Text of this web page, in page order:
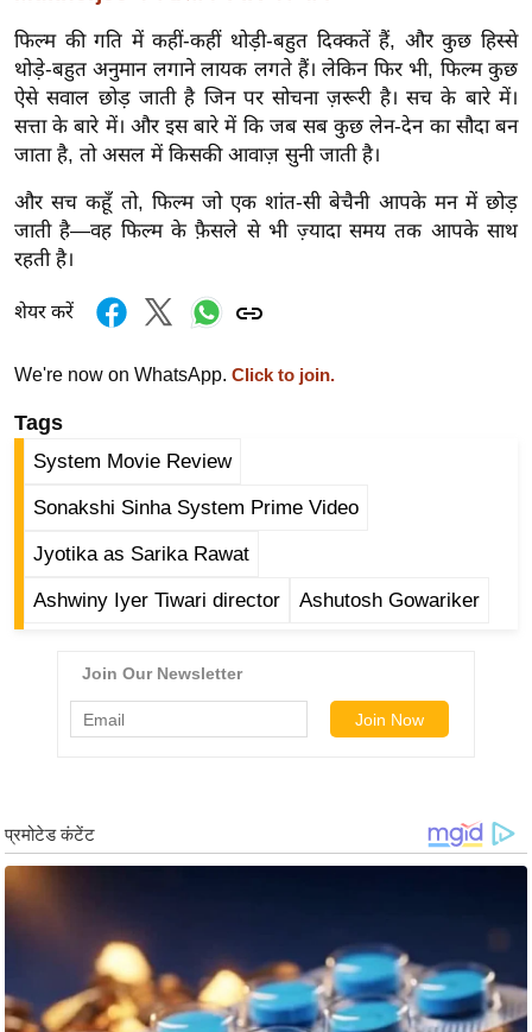
र
.
आ
ई
.
चा
य
प
स
क्षा
ध
ज्यो
ति
भु
स्थ
ल
व्र
र
फिल्म की गति में कहीं-कहीं थोड़ी-बहुत दिक्कतें हैं, और कुछ हिस्से
थोड़े-बहुत अनुमान लगाने लायक लगते हैं। लेकिन फिर भी, फिल्म कुछ
ऐसे सवाल छोड़ जाती है जिन पर सोचना ज़रूरी है। सच के बारे में।
सत्ता के बारे में। और इस बारे में कि जब सब कुछ लेन-देन का सौदा बन
जाता है, तो असल में किसकी आवाज़ सुनी जाती है।
और सच कहूँ तो, फिल्म जो एक शांत-सी बेचैनी आपके मन में छोड़
जाती है—वह फिल्म के फ़ैसले से भी ज़्यादा समय तक आपके साथ
रहती है।
शेयर करें
We're now on WhatsApp. Click to join.
Tags
System Movie Review
Sonakshi Sinha System Prime Video
Jyotika as Sarika Rawat
Ashwiny Iyer Tiwari director Ashutosh Gowariker